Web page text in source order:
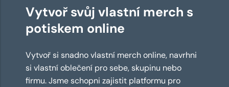
Vytvoř svůj vlastní merch s
potiskem online
Vytvoř si snadno vlastní merch online, navrhni
si vlastní oblečení pro sebe, skupinu nebo
firmu. Jsme schopni zajistit platformu pro